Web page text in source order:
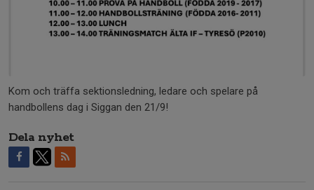
Kom och träffa sektionsledning, ledare och spelare på
handbollens dag i Siggan den 21/9!
Dela nyhet